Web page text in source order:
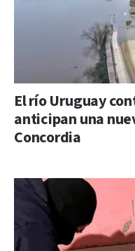
El río Uruguay
anticipan una
Concordia